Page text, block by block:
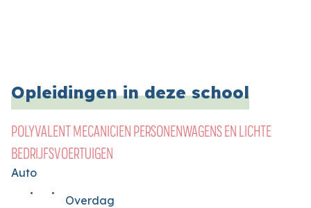
Opleidingen in deze school
POLYVALENT MECANICIEN PERSONENWAGENS EN LICHTE
BEDRIJFSVOERTUIGEN
Auto
Overdag